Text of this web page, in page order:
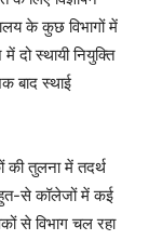
के कुछ विभागों में
दो स्थायी नियुक्ति
बाद स्थाई
की तुलना में तदर्थ
से कॉलेजों में कई
से विभाग चल रहा